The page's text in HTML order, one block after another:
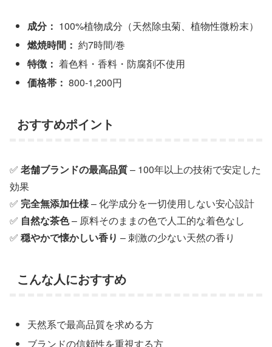
成分： 100%植物成分（天然除虫菊、植物性微粉末）
燃焼時間： 約7時間/巻
特徴： 着色料・香料・防腐剤不使用
価格帯： 800-1,200円
おすすめポイント
✅ 老舗ブランドの最高品質– 100年以上の技術で安定した
効果
✅ 完全無添加仕様– 化学成分を一切使用しない安心設計
✅ 自然な茶色– 原料そのままの色で人工的な着色なし
✅ 穏やかで懐かしい香り – 刺激の少ない天然の香り
こんな人におすすめ
天然系で最高品質を求める方
ブランドの信頼性を重視する方